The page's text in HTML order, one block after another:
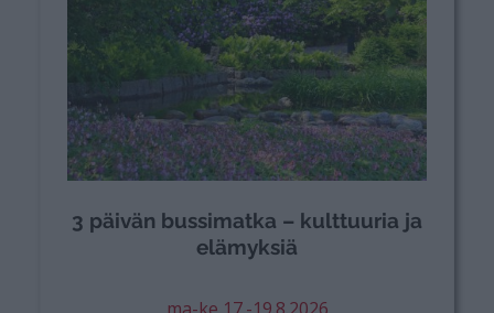
3 päivän bussimatka – kulttuuria ja
elämyksiä